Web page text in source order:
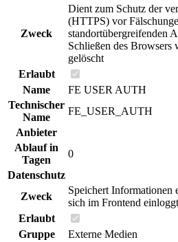
Zweck
Dient zum Schutz der
(HTTPS) vor
standortübergreifenden
Schließen des
gelöscht
Erlaubt
Name
FE USER AUTH
Technischer
Name
FE_USER_AUTH
Anbieter
Ablauf in
Tagen
0
Datenschutz
Zweck
Speichert Informationen
sich im Frontend
Erlaubt
Gruppe
Externe Medien